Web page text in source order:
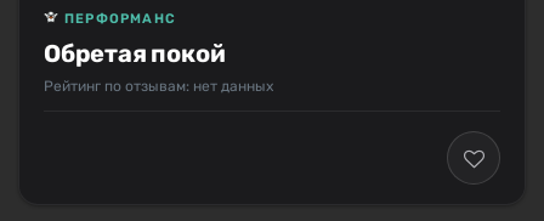
Обретая покой
ПЕРФОРМАНС
Рейтинг по отзывам: нет данных